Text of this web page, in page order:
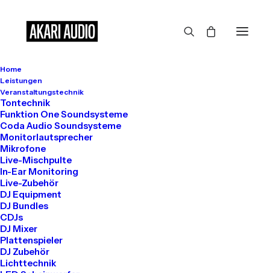
Home
Leistungen
Veranstaltungstechnik
Tontechnik
Funktion One Soundsysteme
Coda Audio Soundsysteme
Monitorlautsprecher
Mikrofone
Live-Mischpulte
In-Ear Monitoring
Live-Zubehör
DJ Equipment
DJ Bundles
CDJs
DJ Mixer
Plattenspieler
DJ Zubehör
Lichttechnik